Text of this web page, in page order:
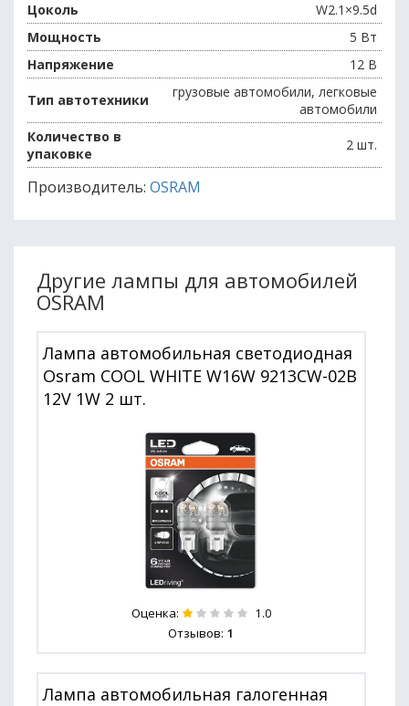
Цоколь
W2.1×9.5d
Мощность
5 Вт
Напряжение
12 В
Тип автотехники
грузовые автомобили, легковые
автомобили
Количество в
упаковке
2 шт.
Производитель: OSRAM
Другие лампы для автомобилей
OSRAM
Лампа автомобильная светодиодная
Osram COOL WHITE W16W 9213CW-02B
12V 1W 2 шт.
Оценка: 1.0
Отзывов: 1
Лампа автомобильная галогенная